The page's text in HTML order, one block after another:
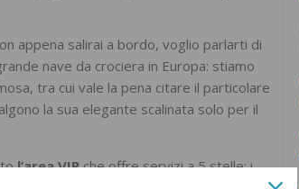
appena salirai a bordo, voglio parlarti di
nave da crociera in Europa: stiamo
tra cui vale la pena citare il particolare
la sua elegante scalinata solo per il
l’area VIPche offre servizi a 5 stelle: i